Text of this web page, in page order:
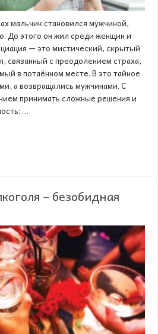
мальчик становился мужчиной,
До этого он жил среди женщин и
— это мистический, скрытый
связанный с преодолением страха,
в потаённом месте. В это тайное
а возвращались мужчинами. С
принимать сложные решения и
…
– безобидная